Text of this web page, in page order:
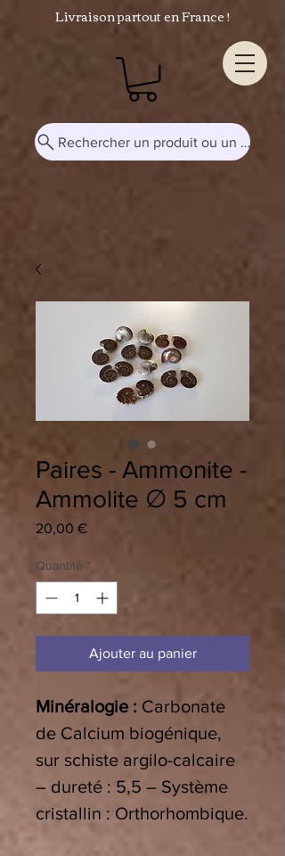
Livraison partout en France !
Rechercher un produit ou un mot-
Paires - Ammonite -
Ammolite ∅ 5 cm
20,00 €Prix
Quantité *
Ajouter au panier
Minéralogie : Carbonate
de Calcium biogénique,
sur schiste argilo-calcaire
– dureté : 5,5 – Système
cristallin : Orthorhombique.